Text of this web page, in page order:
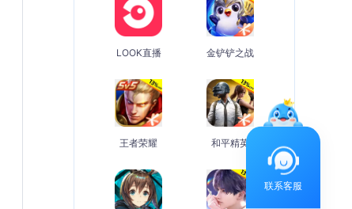
LOOK直播 金铲铲之战
王者荣耀 和平精英
联系客服